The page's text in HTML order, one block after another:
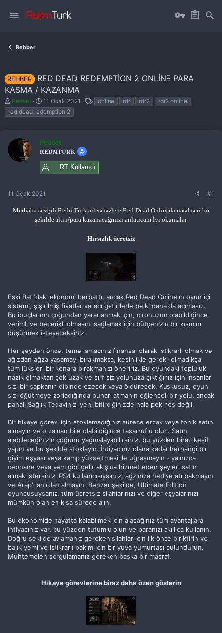
Rehber
REHBER
RED DEAD REDEMPTION 2 ONLINE PARA
KASMA / KAZANMA
K
o
n
y
b
t
n
Peaset
B
a
ş
n
g
ı
ç
t
i
11 Ocak 2021
t
r
online rdr rdr2
rdr2 online
red dead redemption 2
Peaset
𝐑𝐄𝐃𝐌𝐓𝐔𝐑𝐊
RT Kullanıcı
11 Ocak 2021 #1
Merhaba sevgili RedmTurk ailesi sizlere Red Dead Onlineda nasıl seri bir
şekilde altın/para kazanacağınızı anlatıcam.İyi okumalar.
Hırsızlık ücretsiz
Eski Batı'daki ekonomi berbattı, ancak Red Dead Online'ın oyun içi
sistemi, şişirilmiş fiyatlar ve acı getirilerle belki daha da acımasız.
Bu ipuçlarının çoğundan yararlanmak için, cironuzun olabildiğince
verimli ve becerikli olmasını sağlamak için bütçenizin bir kısmını
düşürmek isteyeceksiniz.
Her şeyden önce, temel amacınız finansal olarak istikrarlı olmak ve
ağızdan ağza yaşamayı bırakmaksa, kesinlikle gerekli olmadıkça
tüm lüksleri bir kenara bırakmanızı öneririz. Bu oyundaki topluluk
nazik olmaktan çok uzak ve sırf siz yolunuza çıktığınız için insanlar
sizi bir şapkanın dibinde ezecek veya öldürecek. Kuşkusuz, oyun
sizi öğütmeye zorladığında buharı atmanın eğlenceli bir yolu, ancak
pahalı Sağlık Tedavinizi yeni bitirdiğinizde hala pek hoş değil.
Bir hikaye görevi için stoklamadığınız sürece erzak veya tonik satın
almayın ve o zaman bile olabildiğince tasarruflu olun. Satın
alabileceğinizin çoğunu yağmalayabilirsiniz, bu yüzden biraz keşif
yapın ve bu şekilde stoklayın. İhtiyacınız olana kadar herhangi bir
giyim eşyası veya kamp yükseltmesi ile uğraşmayın - yalnızca
cephane veya yem gibi gelir akışına hizmet eden şeyleri satın
almak istersiniz. PS4 kullanıcısıysanız, ağzınıza hediye atı bakmayın
ve Arap'ı ahırdan almayın. Benzer şekilde, Ultimate Edition
oyuncusuysanız, tüm ücretsiz silahlarınızı ve diğer eşyalarınızı
mümkün olan en kısa sürede alın.
Bu ekonomide hayatta kalabilmek için alacağınız tüm avantajlara
ihtiyacınız var, bu yüzden tutumlu olun ve paranızı akıllıca kullanın.
Doğru şekilde avlamanız gereken silahlar için ilk önce biriktirin ve
balık yemi ve istikrarlı bakım için bir yuva yumurtası bulundurun.
Muhtemelen sorgulamanız gereken başka bir masraf.
Hikaye görevlerine biraz daha özen gösterin